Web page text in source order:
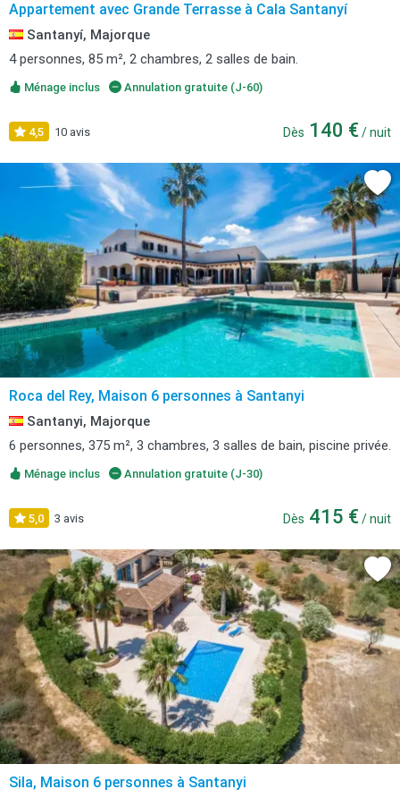
Appartement avec Grande Terrasse à Cala Santanyí
Santanyí, Majorque
4 personnes, 85 m², 2 chambres, 2 salles de bain.
Ménage inclus Annulation gratuite (J-60)
4,5 10 avis Dès 140 € / nuit
Roca del Rey, Maison 6 personnes à Santanyi
Santanyi, Majorque
6 personnes, 375 m², 3 chambres, 3 salles de bain, piscine privée.
Ménage inclus Annulation gratuite (J-30)
5,0 3 avis Dès 415 € / nuit
Sila, Maison 6 personnes à Santanyi